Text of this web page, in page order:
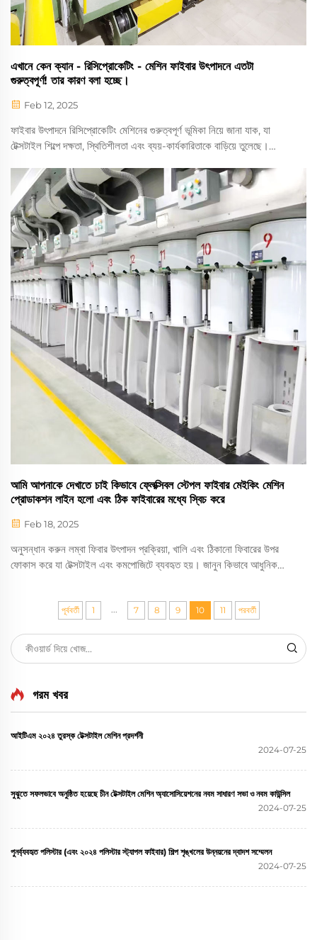
এখানে কেন ক্যান - রিসিপ্রোকেটিং - মেশিন ফাইবার উৎপাদনে এতটা
গুরুত্বপূর্ণ! তার কারণ বলা হচ্ছে।
Feb 12, 2025
ফাইবার উৎপাদনে রিসিপ্রোকেটিং মেশিনের গুরুত্বপূর্ণ ভূমিকা নিয়ে জানা যাক, যা
টেক্সটাইল শিল্পে দক্ষতা, স্থিতিশীলতা এবং ব্যয়-কার্যকারিতাকে বাড়িয়ে তুলেছে।
বিপ্লবী করে তুলছে।
আমি আপনাকে দেখাতে চাই কিভাবে ফ্লেক্সিবল স্টেপল ফাইবার মেইকিং মেশিন
প্রোডাকশন লাইন হলো এবং ঠিক ফাইবারের মধ্যে স্বিচ করে
Feb 18, 2025
অনুসন্ধান করুন লম্বা ফিবার উৎপাদন প্রক্রিয়া, খালি এবং ঠিকানো ফিবারের উপর
ফোকাস করে যা টেক্সটাইল এবং কমপোজিটে ব্যবহৃত হয়। জানুন কিভাবে আধুনিক
সহজ করে এবং উচ্চ-গুণবত্তা নিশ্চিত করে।
পূর্ববর্তী 1 7 8 9 10 11 পরবর্তী
গরম খবর
আইটিএম ২০২৪ তুরস্ক টেক্সটাইল মেশিন প্রদর্শনী
2024-07-25
সুঝুতে সফলভাবে অনুষ্ঠিত হয়েছে চীন টেক্সটাইল মেশিন অ্যাসোসিয়েশনের নবম সাধারণ সভা ও নবম কাউন্সিল
2024-07-25
পুনর্ব্যবহৃত পলিস্টার (এবং ২০২৪ পলিস্টার স্ট্যাপল ফাইবার) শিল্প শৃঙ্খলের উন্নয়নের দ্বাদশ সম্মেলন
2024-07-25